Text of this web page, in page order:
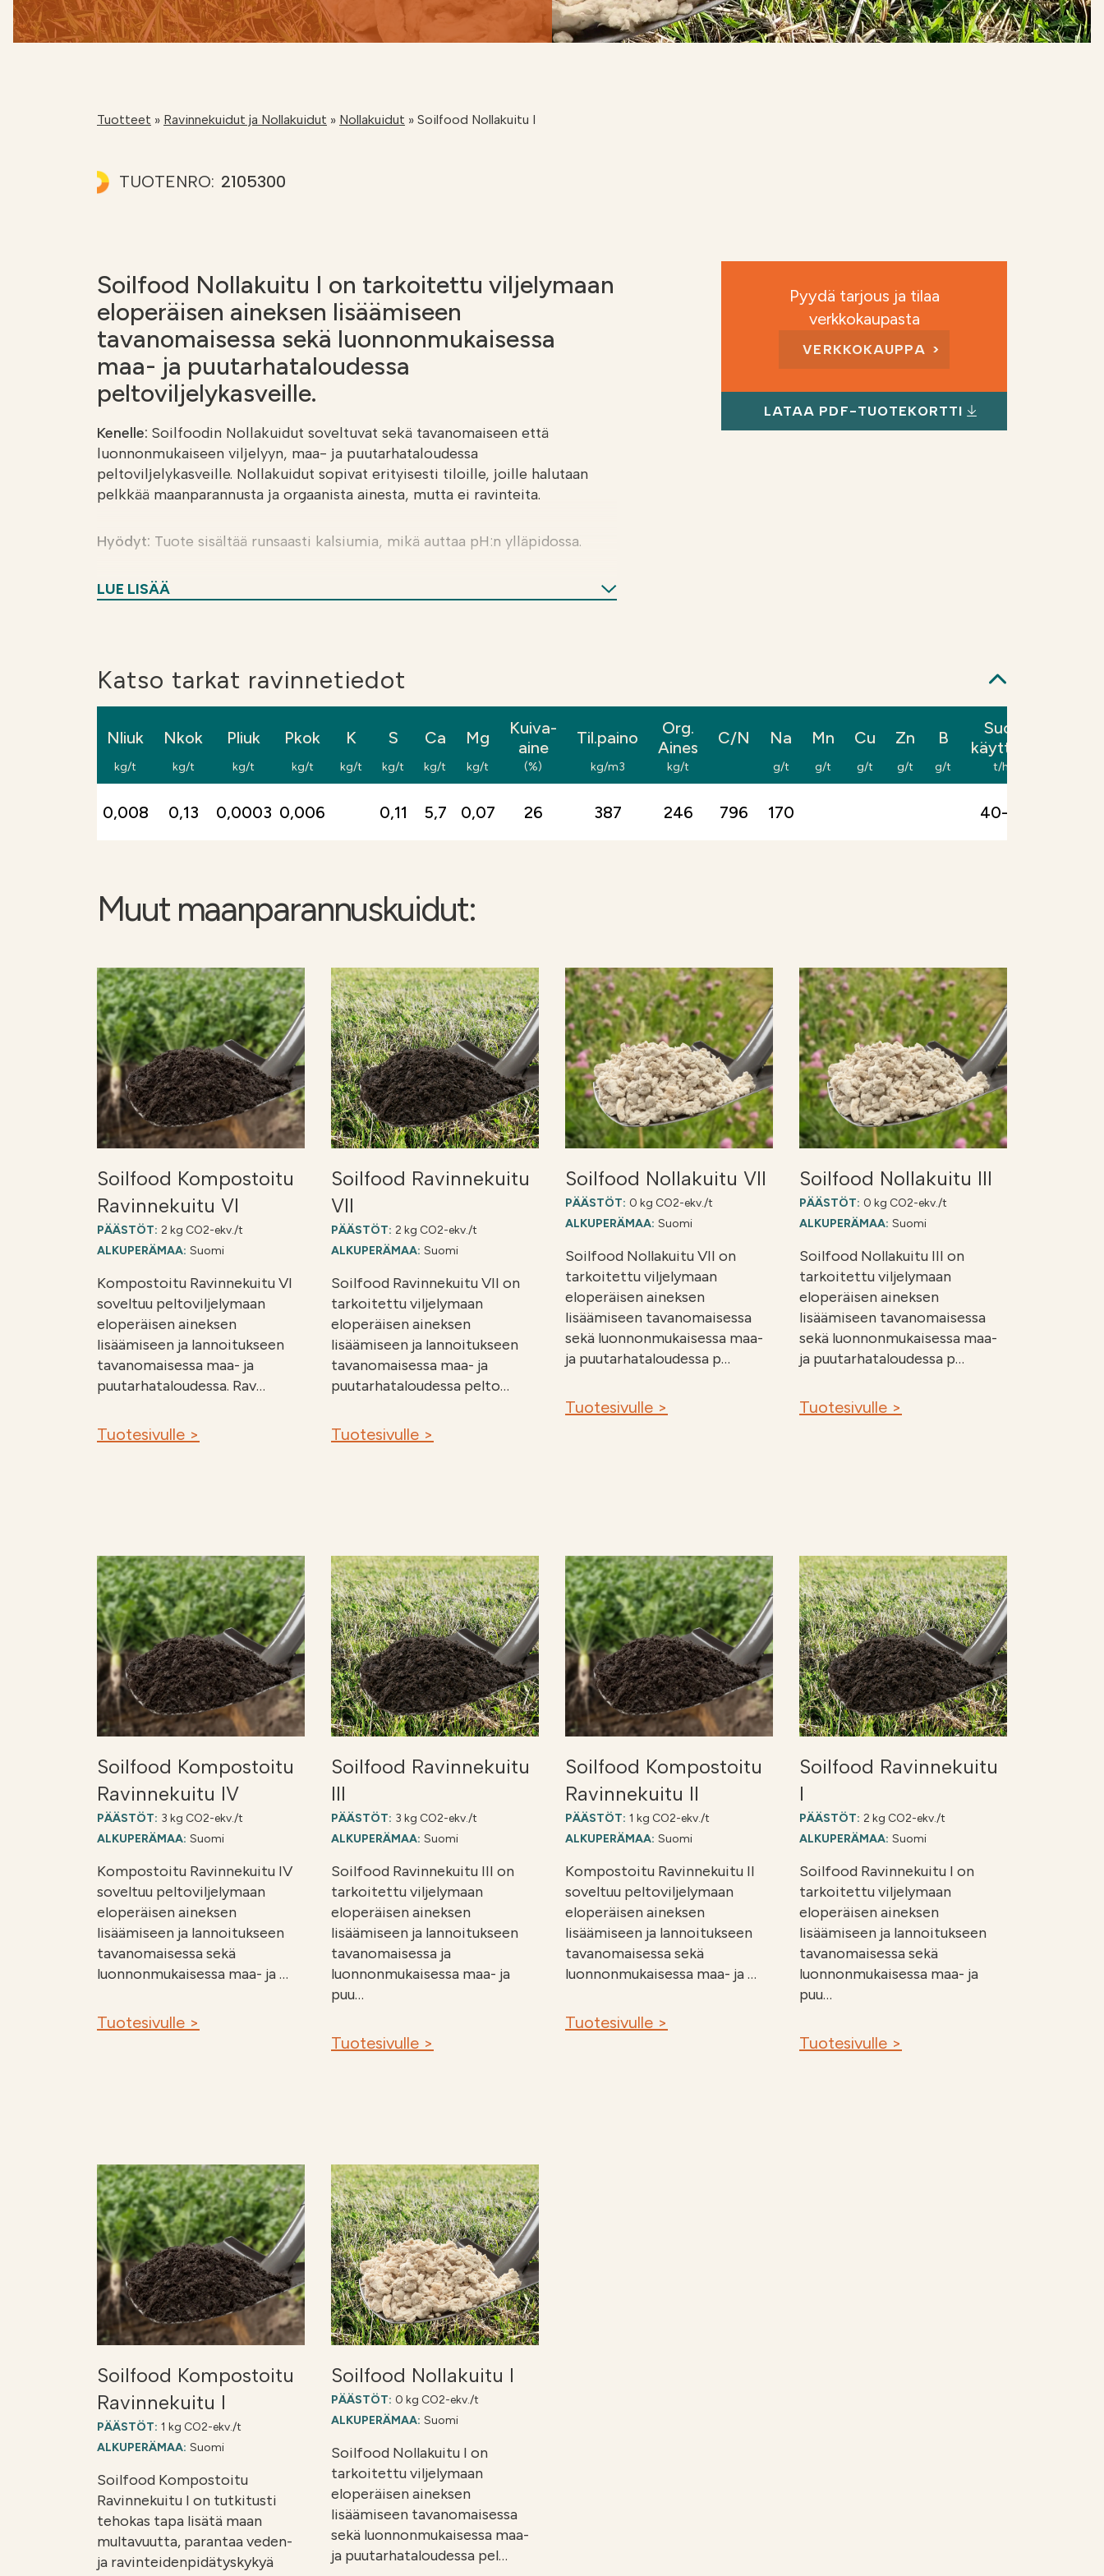
Tuotteet » Ravinnekuidut ja Nollakuidut » Nollakuidut » Soilfood Nollakuitu I
TUOTENRO: 2105300
Soilfood Nollakuitu I on tarkoitettu viljelymaan
eloperäisen aineksen lisäämiseen
tavanomaisessa sekä luonnonmukaisessa
maa- ja puutarhataloudessa
peltoviljelykasveille.
Kenelle: Soilfoodin Nollakuidut soveltuvat sekä tavanomaiseen että
luonnonmukaiseen viljelyyn, maa- ja puutarhataloudessa
peltoviljelykasveille. Nollakuidut sopivat erityisesti tiloille, joille halutaan
pelkkää maanparannusta ja orgaanista ainesta, mutta ei ravinteita.
Hyödyt: Tuote sisältää runsaasti kalsiumia, mikä auttaa pH:n ylläpidossa.
Käyttö: Soilfood Nollakuitu I levitetään esim. kuivalannanlevityskalustolla.
eivät rajoita levitysmääriä (esim. 50 t / ha). Voidaan varastoida pellolle
perustettavassa aumassa.
Nollakuidut täyttävät ympäristökorvauksen toimenpiteenä olevan
kiertotalouden edistämisen tuen vaatimukset. Tarkasta ajankohtaiset ehdot
LUE LISÄÄ
Pyydä tarjous ja tilaa
verkkokaupasta
VERKKOKAUPPA
LATAA PDF-TUOTEKORTTI
Katso tarkat ravinnetiedot
Nliuk Nkok Pliuk Pkok K S Ca Mg
Kuiva-
aine
Til.paino
Org.
Aines
C/N Na Mn Cu Zn B
Suos.
käyttöm.
kg/t kg/t kg/t kg/t kg/t kg/t kg/t kg/t (%) kg/m3 kg/t g/t g/t g/t g/t g/t t/ha
0,008 0,13 0,0003 0,006 0,11 5,7 0,07 26 387 246 796 170 40-70
Muut maanparannuskuidut:
Soilfood Kompostoitu
Ravinnekuitu VI
PÄÄSTÖT: 2 kg CO2-ekv./t
ALKUPERÄMAA: Suomi
Kompostoitu Ravinnekuitu VI
soveltuu peltoviljelymaan
eloperäisen aineksen
lisäämiseen ja lannoitukseen
tavanomaisessa maa- ja
puutarhataloudessa. Rav…
Tuotesivulle >
Soilfood Ravinnekuitu
VII
PÄÄSTÖT: 2 kg CO2-ekv./t
ALKUPERÄMAA: Suomi
Soilfood Ravinnekuitu VII on
tarkoitettu viljelymaan
eloperäisen aineksen
lisäämiseen ja lannoitukseen
tavanomaisessa maa- ja
puutarhataloudessa pelto…
Tuotesivulle >
Soilfood Nollakuitu VII
PÄÄSTÖT: 0 kg CO2-ekv./t
ALKUPERÄMAA: Suomi
Soilfood Nollakuitu VII on
tarkoitettu viljelymaan
eloperäisen aineksen
lisäämiseen tavanomaisessa
sekä luonnonmukaisessa maa-
ja puutarhataloudessa p…
Tuotesivulle >
Soilfood Nollakuitu III
PÄÄSTÖT: 0 kg CO2-ekv./t
ALKUPERÄMAA: Suomi
Soilfood Nollakuitu III on
tarkoitettu viljelymaan
eloperäisen aineksen
lisäämiseen tavanomaisessa
sekä luonnonmukaisessa maa-
ja puutarhataloudessa p…
Tuotesivulle >
Soilfood Kompostoitu
Ravinnekuitu IV
PÄÄSTÖT: 3 kg CO2-ekv./t
ALKUPERÄMAA: Suomi
Kompostoitu Ravinnekuitu IV
soveltuu peltoviljelymaan
eloperäisen aineksen
lisäämiseen ja lannoitukseen
tavanomaisessa sekä
luonnonmukaisessa maa- ja …
Tuotesivulle >
Soilfood Ravinnekuitu
III
PÄÄSTÖT: 3 kg CO2-ekv./t
ALKUPERÄMAA: Suomi
Soilfood Ravinnekuitu III on
tarkoitettu viljelymaan
eloperäisen aineksen
lisäämiseen ja lannoitukseen
tavanomaisessa ja
luonnonmukaisessa maa- ja
puu…
Tuotesivulle >
Soilfood Kompostoitu
Ravinnekuitu II
PÄÄSTÖT: 1 kg CO2-ekv./t
ALKUPERÄMAA: Suomi
Kompostoitu Ravinnekuitu II
soveltuu peltoviljelymaan
eloperäisen aineksen
lisäämiseen ja lannoitukseen
tavanomaisessa sekä
luonnonmukaisessa maa- ja …
Tuotesivulle >
Soilfood Ravinnekuitu
I
PÄÄSTÖT: 2 kg CO2-ekv./t
ALKUPERÄMAA: Suomi
Soilfood Ravinnekuitu I on
tarkoitettu viljelymaan
eloperäisen aineksen
lisäämiseen ja lannoitukseen
tavanomaisessa sekä
luonnonmukaisessa maa- ja
puu…
Tuotesivulle >
Soilfood Kompostoitu
Ravinnekuitu I
PÄÄSTÖT: 1 kg CO2-ekv./t
ALKUPERÄMAA: Suomi
Soilfood Kompostoitu
Ravinnekuitu I on tutkitusti
tehokas tapa lisätä maan
multavuutta, parantaa veden-
ja ravinteidenpidätyskykyä
Soilfood Nollakuitu I
PÄÄSTÖT: 0 kg CO2-ekv./t
ALKUPERÄMAA: Suomi
Soilfood Nollakuitu I on
tarkoitettu viljelymaan
eloperäisen aineksen
lisäämiseen tavanomaisessa
sekä luonnonmukaisessa maa-
ja puutarhataloudessa pel…